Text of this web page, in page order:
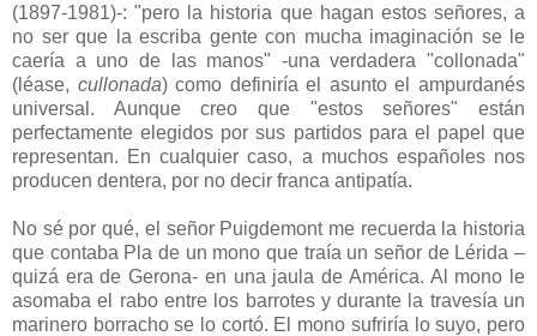
(1897-1981)-: "pero la historia que hagan estos señores, a
no ser que la escriba gente con mucha imaginación se le
caería a uno de las manos" -una verdadera "collonada"
(léase, cullonada) como definiría el asunto el ampurdanés
universal. Aunque creo que "estos señores" están
perfectamente elegidos por sus partidos para el papel que
representan. En cualquier caso, a muchos españoles nos
producen dentera, por no decir franca antipatía.
No sé por qué, el señor Puigdemont me recuerda la historia
que contaba Pla de un mono que traía un señor de Lérida –
quizá era de Gerona- en una jaula de América. Al mono le
asomaba el rabo entre los barrotes y durante la travesía un
marinero borracho se lo cortó. El mono sufriría lo suyo, pero